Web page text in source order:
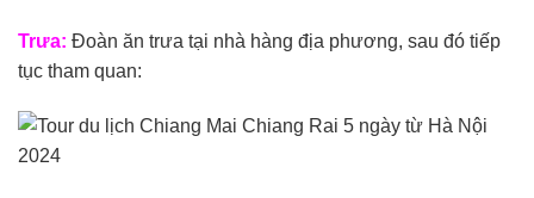
Trưa: Đoàn ăn trưa tại nhà hàng địa phương, sau đó tiếp
tục tham quan: